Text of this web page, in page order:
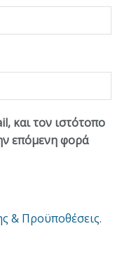
και τον ιστότοπο
επόμενη φορά
& Προϋποθέσεις.